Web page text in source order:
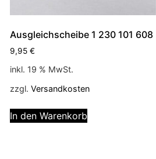
Ausgleichscheibe 1 230 101 608
9,95 €
inkl. 19 % MwSt.
zzgl. Versandkosten
In den Warenkorb